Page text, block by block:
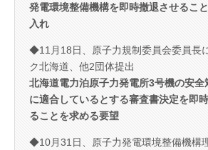
発電環境整備機構を即時撤退させるこ
入れ
◆11月18日、原子力規制委員会委員長
ク北海道、他2団体提出
北海道電力泊原子力発電所3号機の安全
に適合しているとする審査書決定を即
ることを求める要望
◆10月31日、原子力発電環境整備機構